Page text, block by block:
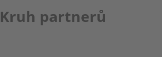
Kruh partnerů